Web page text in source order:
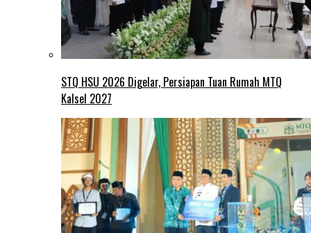
STQ HSU 2026 Digelar, Persiapan Tuan Rumah MTQ
Kalsel 2027